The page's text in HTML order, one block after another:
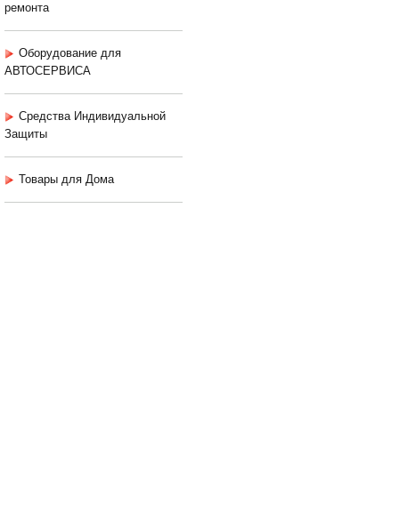
ремонта
Оборудование для
АВТОСЕРВИСА
Средства Индивидуальной
Защиты
Товары для Дома